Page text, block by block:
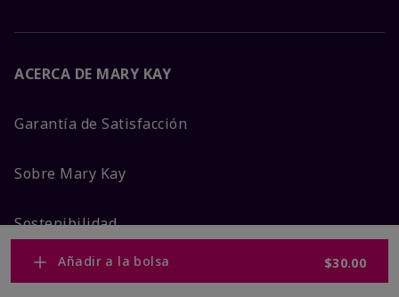
Añadir a la bolsa $30.00
ACERCA DE MARY KAY
Garantía de Satisfacción
Sobre Mary Kay
Sostenibilidad
Promesa De Producto